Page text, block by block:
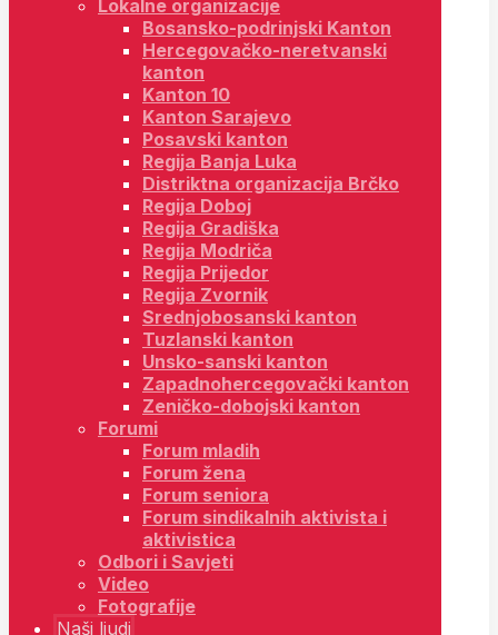
Lokalne organizacije
Bosansko-podrinjski Kanton
Hercegovačko-neretvanski
kanton
Kanton 10
Kanton Sarajevo
Posavski kanton
Regija Banja Luka
Distriktna organizacija Brčko
Regija Doboj
Regija Gradiška
Regija Modriča
Regija Prijedor
Regija Zvornik
Srednjobosanski kanton
Tuzlanski kanton
Unsko-sanski kanton
Zapadnohercegovački kanton
Zeničko-dobojski kanton
Forumi
Forum mladih
Forum žena
Forum seniora
Forum sindikalnih aktivista i
aktivistica
Odbori i Savjeti
Video
Fotografije
Naši ljudi